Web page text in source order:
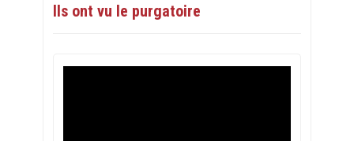
Ils ont vu le purgatoire